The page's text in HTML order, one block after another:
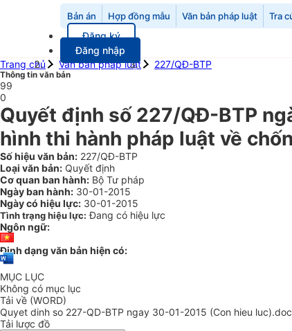
Bản án Hợp đồng mẫu Văn bản pháp luật Tra
Đăng ký
Đăng nhập
Trang chủ
Văn bản pháp luật 227/QĐ-BTP
Thông tin văn bản
99
0
Quyết định số 227/QĐ-BTP
hình thi hành pháp luật về
Số hiệu văn bản: 227/QĐ-BTP
Loại văn bản: Quyết định
Cơ quan ban hành: Bộ Tư pháp
Ngày ban hành: 30-01-2015
Ngày có hiệu lực: 30-01-2015
Tình trạng hiệu lực: Đang có hiệu lực
Ngôn ngữ:
Định dạng văn bản hiện có:
MỤC LỤC
Không có mục lục
Tải về (WORD)
Quyet dinh so 227-QD-BTP ngay 30-01-2015 (Con hieu luc).doc
Tải lược đồ